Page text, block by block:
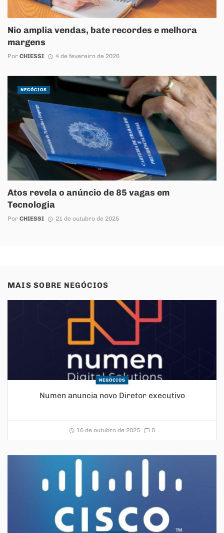
Nio amplia vendas, bate recordes e melhora
margens
Por CHIESSI 4 de fevereiro de 2026
Atos revela o anúncio de 85 vagas em
Tecnologia
Por CHIESSI 21 de outubro de 2025
NEGÓCIOS
MAIS SOBRE NEGÓCIOS
NEGÓCIOS
Numen anuncia novo Diretor executivo
16 de outubro de 2025 0